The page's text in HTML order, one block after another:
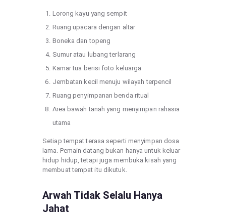
Lorong kayu yang sempit
Ruang upacara dengan altar
Boneka dan topeng
Sumur atau lubang terlarang
Kamar tua berisi foto keluarga
Jembatan kecil menuju wilayah terpencil
Ruang penyimpanan benda ritual
Area bawah tanah yang menyimpan rahasia
utama
Setiap tempat terasa seperti menyimpan dosa
lama. Pemain datang bukan hanya untuk keluar
hidup hidup, tetapi juga membuka kisah yang
membuat tempat itu dikutuk.
Arwah Tidak Selalu Hanya
Jahat